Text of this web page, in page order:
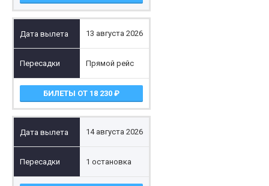
13 августа 2026
Прямой рейс
БИЛЕТЫ ОТ 18 230
14 августа 2026
1 остановка